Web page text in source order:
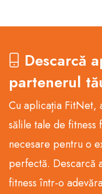
Descarcă
partenerul
Cu aplicația FitNet,
sălile tale de fitness
necesare pentru o
perfectă. Descarcă
fitness într-o